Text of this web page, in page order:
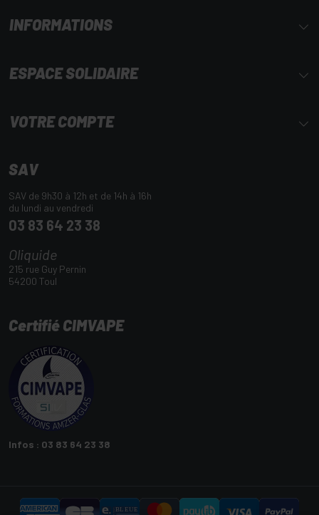
INFORMATIONS
ESPACE SOLIDAIRE
VOTRE COMPTE
SAV
SAV de 9h30 à 12h et de 14h à 16h
du lundi au vendredi
03 83 64 23 38
Oliquide
215 rue Guy Pernin
54200 Toul
Certifié CIMVAPE
Infos : 03 83 64 23 38